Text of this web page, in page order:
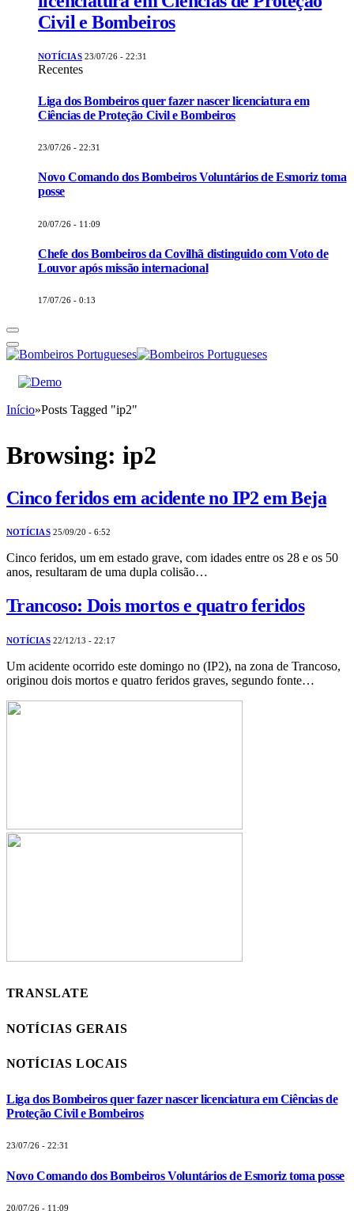
Civil e Bombeiros
NOTÍCIAS 23/07/26 - 22:31
Recentes
Liga dos Bombeiros quer fazer nascer licenciatura em
Ciências de Proteção Civil e Bombeiros
23/07/26 - 22:31
Novo Comando dos Bombeiros Voluntários de Esmoriz toma
posse
20/07/26 - 11:09
Chefe dos Bombeiros da Covilhã distinguido com Voto de
Louvor após missão internacional
17/07/26 - 0:13
Início»Posts Tagged "ip2"
Browsing: ip2
Cinco feridos em acidente no IP2 em Beja
NOTÍCIAS 25/09/20 - 6:52
Cinco feridos, um em estado grave, com idades entre os 28 e os 50
anos, resultaram de uma dupla colisão…
Trancoso: Dois mortos e quatro feridos
NOTÍCIAS 22/12/13 - 22:17
Um acidente ocorrido este domingo no (IP2), na zona de Trancoso,
originou dois mortos e quatro feridos graves, segundo fonte…
TRANSLATE
NOTÍCIAS GERAIS
NOTÍCIAS LOCAIS
Liga dos Bombeiros quer fazer nascer licenciatura em Ciências de
Proteção Civil e Bombeiros
23/07/26 - 22:31
Novo Comando dos Bombeiros Voluntários de Esmoriz toma posse
20/07/26 - 11:09